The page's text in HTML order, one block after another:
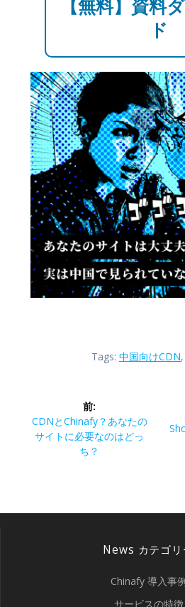
【無料】資料
ド
Tags: 中国向けCDN,
稿
ゲ
前:
前
の
CDNとChinafy？あなたの
サイトに必要なのはどっ
ち？
次
News カテゴリ
Chinafy 導入事
サービスの特徴